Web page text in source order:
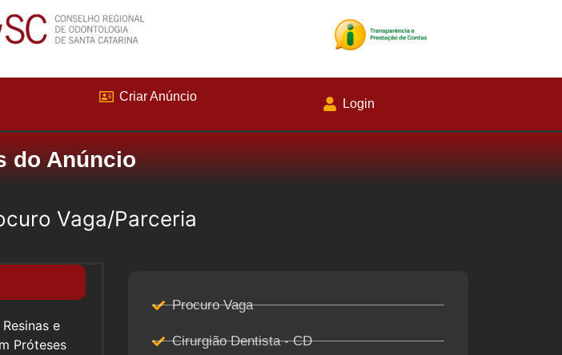
Criar Anúncio
Login
do Anúncio
Vaga/Parceria
e
Próteses
Procuro Vaga
Cirurgião Dentista - CD